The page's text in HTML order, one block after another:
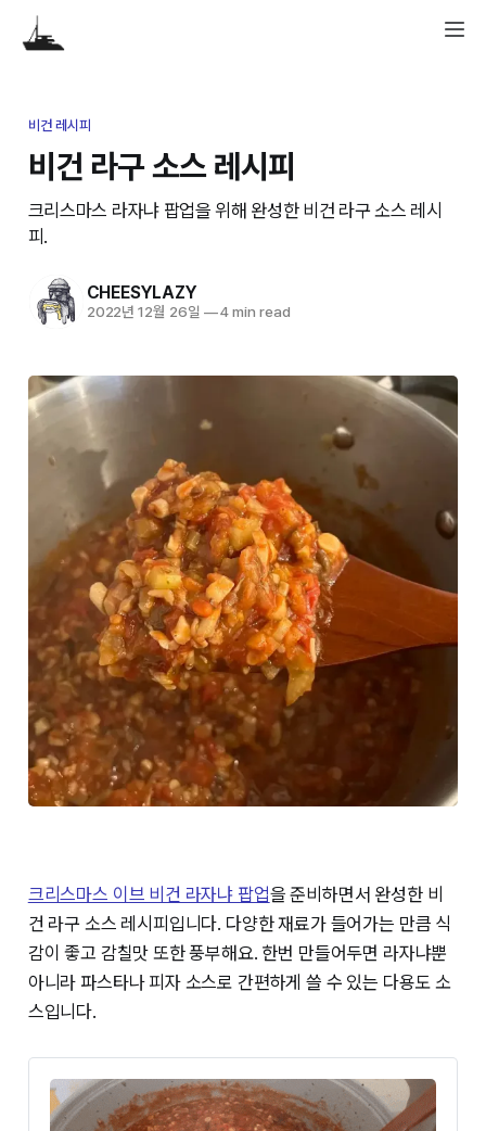
비건 레시피
비건 라구 소스 레시피
크리스마스 라자냐 팝업을 위해 완성한 비건 라구 소스 레시
피.
CHEESYLAZY
2022년 12월 26일 —4 min read
크리스마스 이브 비건 라자냐 팝업을 준비하면서 완성한 비
건 라구 소스 레시피입니다. 다양한 재료가 들어가는 만큼 식
감이 좋고 감칠맛 또한 풍부해요. 한번 만들어두면 라자냐뿐
아니라 파스타나 피자 소스로 간편하게 쓸 수 있는 다용도 소
스입니다.